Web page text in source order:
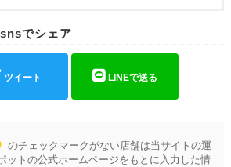
でシェア
ツイート LINEで送る
のチェックマークがない店舗は当サイトの運
ットの公式ホームページをもとに入力した情